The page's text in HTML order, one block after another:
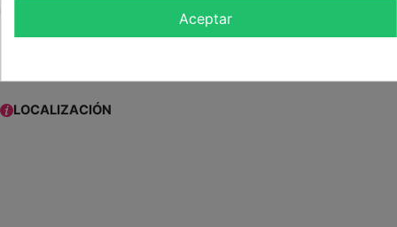
( Puedes pinchar en la etiqueta para ver más experiencias relacionadas )
LOCALIZACIÓN
Aceptar